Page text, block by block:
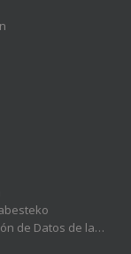
de Datos de la…